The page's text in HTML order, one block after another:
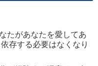
たがあなたを愛してあ
存する必要はなくなり